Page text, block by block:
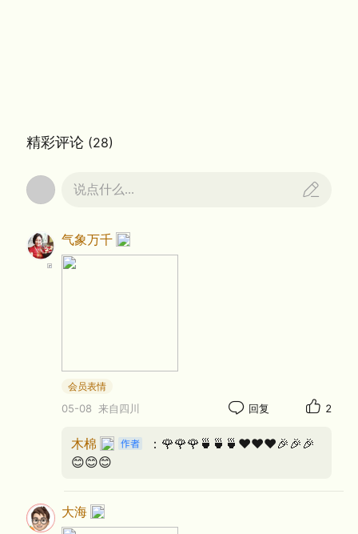
‌ 《幸福在哪里》从曲式结构‌上采用二段式加
补充，旋律以第一句节奏为基础贯穿发展，多用‌
切分节奏‌，前紧后松，增强律动感。旋律风格‌采
域升高、节奏拉宽，情绪更坚定有力。演唱处理‌
上殷秀梅以‌圆润纯净的音色、宽广音域和充沛情
00:00
精彩评论 (28)
说点什么...
气象万千
会员表情
05-08 来自四川 回复 2
木棉
：🌹🌹🌹🍵🍵🍵❤️❤️❤️🎉🎉🎉
😊😊😊
大海